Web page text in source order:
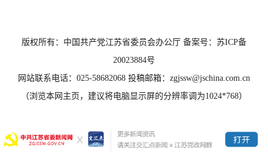
版权所有：中国共产党江苏省委员会办公厅 备案号：苏ICP备
20023884号
网站联系电话：025-58682068 投稿邮箱：zgjssw@jschina.com.cn
（浏览本网主页，建议将电脑显示屏的分辨率调为1024*768）